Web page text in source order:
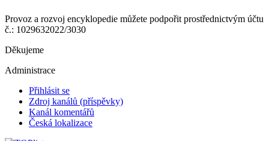
Provoz a rozvoj encyklopedie můžete podpořit prostřednictvým účtu
č.: 1029632022/3030
Děkujeme
Administrace
Přihlásit se
Zdroj kanálů (příspěvky)
Kanál komentářů
Česká lokalizace